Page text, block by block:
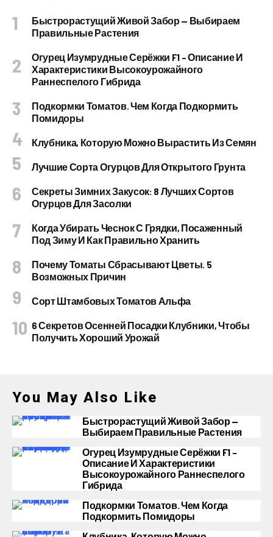
Быстрорастущий Живой Забор — Выбираем
Правильные Растения
Огурец Изумрудные Серёжки F1 – Описание И
Характеристики Высокоурожайного
Раннеспелого Гибрида
Подкормки Томатов. Чем Когда Подкормить
Помидоры
Клубника, Которую Можно Вырастить Из Семян
Лучшие Сорта Огурцов Для Открытого Грунта
Секреты Зимних Закусок: 8 Лучших Сортов
Огурцов Для Засолки
Когда Убирать Чеснок С Грядки, Посаженный
Под Зиму И Как Правильно Хранить
Почему Томаты Сбрасывают Цветы. 5
Возможных Причин
Сорт Штамбовых Томатов Альфа
6 Секретов Осенней Посадки Клубники, Чтобы
Получить Хороший Урожай
You May Also Like
Быстрорастущий Живой Забор —
Выбираем Правильные Растения
Огурец Изумрудные Серёжки F1 –
Описание И Характеристики
Высокоурожайного Раннеспелого
Гибрида
Подкормки Томатов. Чем Когда
Подкормить Помидоры